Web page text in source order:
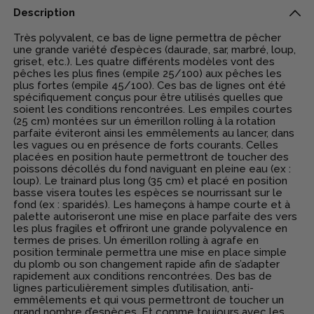
Description
Très polyvalent, ce bas de ligne permettra de pêcher
une grande variété d’espèces (daurade, sar, marbré, loup,
griset, etc.). Les quatre différents modèles vont des
pêches les plus fines (empile 25/100) aux pêches les
plus fortes (empile 45/100). Ces bas de lignes ont été
spécifiquement conçus pour être utilisés quelles que
soient les conditions rencontrées. Les empiles courtes
(25 cm) montées sur un émerillon rolling à la rotation
parfaite éviteront ainsi les emmêlements au lancer, dans
les vagues ou en présence de forts courants. Celles
placées en position haute permettront de toucher des
poissons décollés du fond naviguant en pleine eau (ex :
loup). Le trainard plus long (35 cm) et placé en position
basse visera toutes les espèces se nourrissant sur le
fond (ex : sparidés). Les hameçons à hampe courte et à
palette autoriseront une mise en place parfaite des vers
les plus fragiles et offriront une grande polyvalence en
termes de prises. Un émerillon rolling à agrafe en
position terminale permettra une mise en place simple
du plomb ou son changement rapide afin de s’adapter
rapidement aux conditions rencontrées. Des bas de
lignes particulièrement simples d’utilisation, anti-
emmêlements et qui vous permettront de toucher un